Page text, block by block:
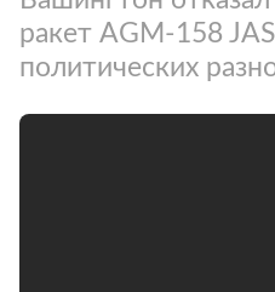
ракет AGM-158
политических